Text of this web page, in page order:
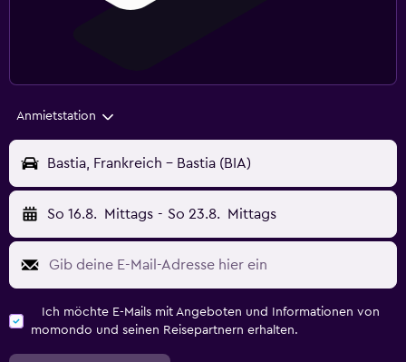
Anmietstation
Bastia, Frankreich - Bastia (BIA)
So 16.8. Mittags - So 23.8. Mittags
Ich möchte E-Mails mit Angeboten und Informationen von
momondo und seinen Reisepartnern erhalten.